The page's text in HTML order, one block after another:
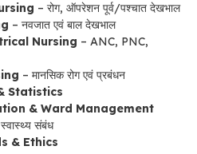
– रोग, ऑपरेशन पूर्व/पश्चात देखभाल
– नवजात एवं बाल देखभाल
Nursing – ANC, PNC,
– मानसिक रोग एवं प्रबंधन
Statistics
& Ward Management
संबंध
& Ethics